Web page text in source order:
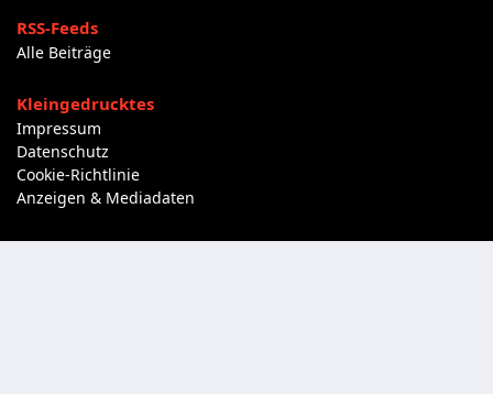
RSS-Feeds
Alle Beiträge
Kleingedrucktes
Impressum
Datenschutz
Cookie-Richtlinie
Anzeigen & Mediadaten